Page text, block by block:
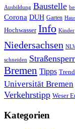
Ausbildung Baustelle
Corona DUH Garten
Hochwasser Info Kinder
Niedersachsen
schneiden
Bremen Tipps
Universität Bremen
Verkehrstipp Weser
Kategorien